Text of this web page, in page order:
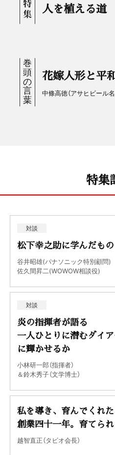
人を植える道
花嫁人形と平
中條高徳（アサヒビール
特集
対談
松下幸之助に学んだもの
谷井昭雄(パナソニック特別顧問)
佐久間昇二(WOWOW相談役)
対談
炎の指揮者が語る
一人ひとりに潜むダイ
に輝かせるか
小林研一郎（指揮者）
＆鈴木秀子（文学博士）
私を導き、育んでくれ
創業四十一年。育てら
越智直正（タビオ会長）